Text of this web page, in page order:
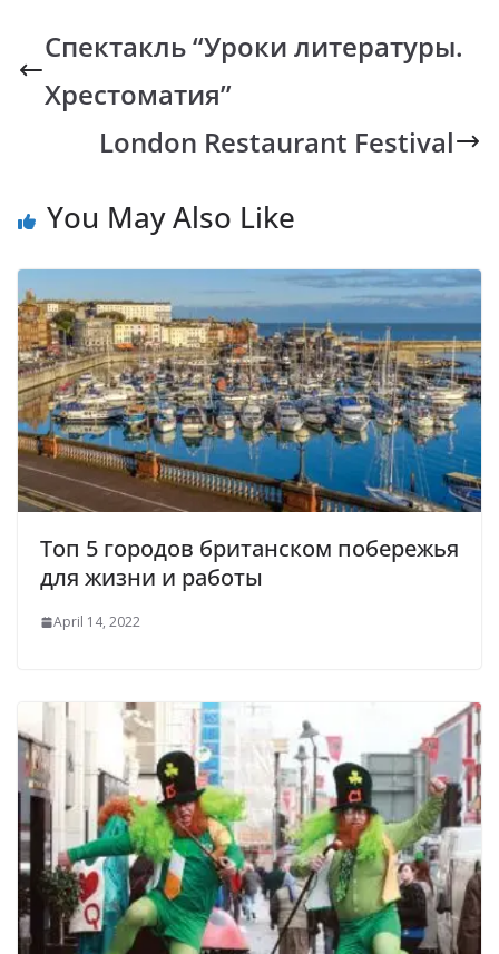
b
o
o
s
A
p
p
y
Li
n
k
gr
a
Спектакль “Уроки литературы.
Хрестоматия”
London Restaurant Festival
You May Also Like
Топ 5 городов британском побережья
для жизни и работы
April 14, 2022